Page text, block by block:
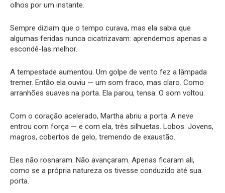
olhos por um instante.
Sempre diziam que o tempo curava, mas ela sabia que
algumas feridas nunca cicatrizavam: aprendemos apenas a
escondê-las melhor.
A tempestade aumentou. Um golpe de vento fez a lâmpada
tremer. Então ela ouviu — um som fraco, mas claro. Como
arranhões suaves na porta. Ela parou, tensa. O som voltou.
Com o coração acelerado, Martha abriu a porta. A neve
entrou com força — e com ela, três silhuetas. Lobos. Jovens,
magros, cobertos de gelo, tremendo de exaustão.
Eles não rosnaram. Não avançaram. Apenas ficaram ali,
como se a própria natureza os tivesse conduzido até sua
porta.